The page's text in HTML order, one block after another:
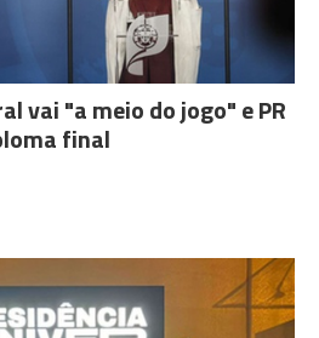
vai "a meio do jogo" e PR
final